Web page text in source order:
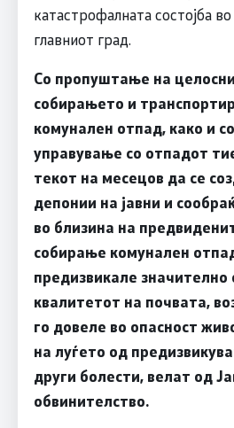
катастрофалната состојба во
главниот град.
Со пропуштање на
собирањето и
комунален отпад, како и
управување со отпадот
текот на месецов да се
депонии на јавни и
во близина на
собирање комунален
предизвикале
квалитетот на почвата,
го довеле во опасност
на луѓето од
други болести, велат од
обвинителство.